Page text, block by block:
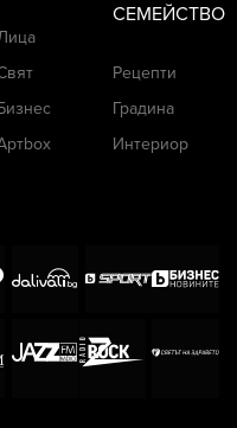
СЕМЕЙСТВО
Рецепти
Градина
Интериор